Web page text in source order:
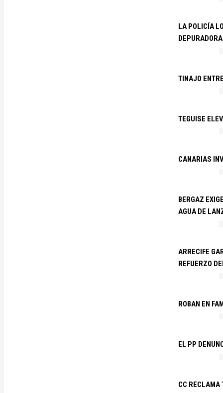
LA POLICÍA
TINAJO
TEGUISE
CANARIAS
BERGAZ
AGUA DE
ARRECIFE
REFUERZO
ROBAN EN
EL PP
CC RECLAMA